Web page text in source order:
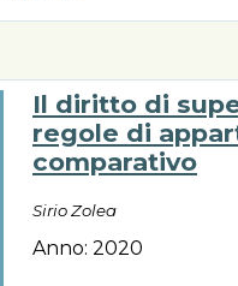
Il diritto di
regole di
comparativo
Sirio Zolea
Anno: 2020